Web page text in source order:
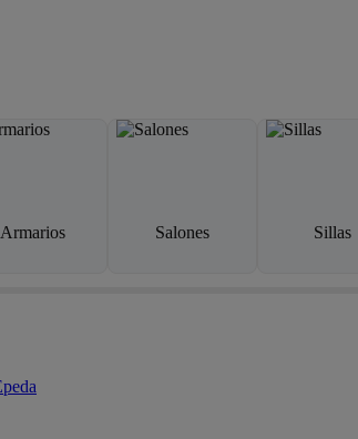
Armarios Salones Sillas